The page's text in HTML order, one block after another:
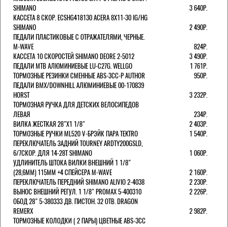
SHIMANO
3 640Р.
КАССЕТА 8 СКОР. ECSHG418130 ACERA 8Х11-30 IG/HG
SHIMANO
2 490Р.
ПЕДАЛИ ПЛАСТИКОВЫЕ С ОТРАЖАТЕЛЯМИ, ЧЕРНЫЕ.
M-WAVE
824Р.
КАССЕТА 10 СКОРОСТЕЙ SHIMANO DEORE 2-5012
3 490Р.
ПЕДАЛИ MTB АЛЮМИНИЕВЫЕ LU-C27G. WELLGO
1 761Р.
ТОРМОЗНЫЕ РЕЗИНКИ СМЕННЫЕ ABS-3CC-P AUTHOR
950Р.
ПЕДАЛИ BMX/DOWNHILL АЛЮМИНИЕВЫЕ 00-170839
HORST
3 232Р.
ТОРМОЗНАЯ РУЧКА ДЛЯ ДЕТСКИХ ВЕЛОСИПЕДОВ
ЛЕВАЯ
234Р.
ВИЛКА ЖЕСТКАЯ 28"Х1 1/8"
2 403Р.
ТОРМОЗНЫЕ РУЧКИ ML520 V-БРЭЙК ПАРА TEKTRO
1 540Р.
ПЕРЕКЛЮЧАТЕЛЬ ЗАДНИЙ TOURNEY ARDTY200GSLD,
6/7СКОР. ДЛЯ 14-28T SHIMANO
1 060Р.
УДЛИНИТЕЛЬ ШТОКА ВИЛКИ ВНЕШНИЙ 1 1/8"
(28,6ММ) 115ММ +4 СПЕЙСЕРА M-WAVE
2 160Р.
ПЕРЕКЛЮЧАТЕЛЬ ПЕРЕДНИЙ SHIMANO ALIVIO 2-4038
2 230Р.
ВЫНОС ВНЕШНИЙ РЕГУЛ. 1 1/8" PROMAX 5-400310
2 226Р.
ОБОД 28" 5-380333 ДВ. ПИСТОН. 32 ОТВ. DRAGON
REMERX
2 982Р.
ТОРМОЗНЫЕ КОЛОДКИ ( 2 ПАРЫ) ЦВЕТНЫЕ ABS-3CC